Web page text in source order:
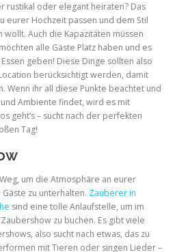
rustikal oder elegant heiraten? Das
eurer Hochzeit passen und dem Stil
Auch die Kapazitäten müssen
alle Gäste Platz haben und es
geben! Diese Dinge sollten also
berücksichtigt werden, damit
Wenn ihr all diese Punkte beachtet und
Ambiente findet, wird es mit
geht’s – sucht nach der perfekten
Tag!
um die Atmosphäre an eurer
zu unterhalten. Zauberer in
sind eine tolle Anlaufstelle, um im
zu buchen. Es gibt viele
also sucht nach etwas, das zu
mit Tieren oder singen Lieder –